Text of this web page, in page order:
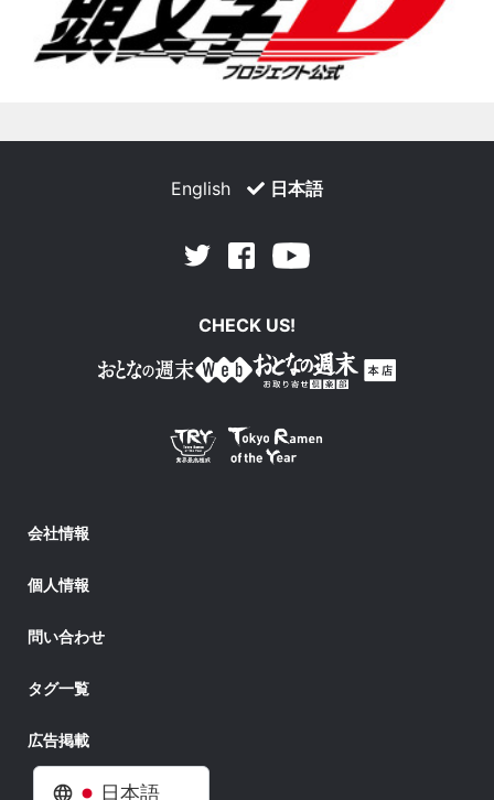
日本語
English 日本語
Twitter Facebook
CHECK US!
会社情報
個人情報
問い合わせ
タグ一覧
広告掲載